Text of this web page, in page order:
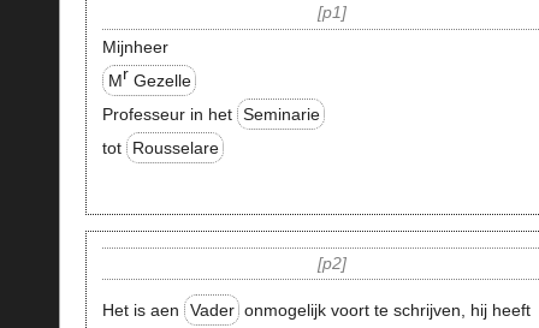
p1
Mijnheer
Mr Gezelle
Professeur in het Seminarie
tot
Rousselare
p2
Het is aen Vader onmogelijk voort te schrijven, hij heeft